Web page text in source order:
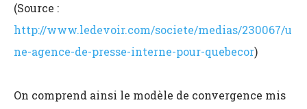
(Source :
http://www.ledevoir.com/societe/medias/230067/u
ne-agence-de-presse-interne-pour-quebecor)
On comprend ainsi le modèle de convergence mis